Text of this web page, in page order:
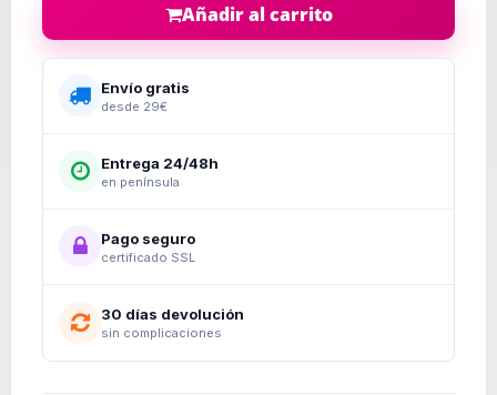
Añadir al carrito
Envío gratis
desde 29€
Entrega 24/48h
en península
Pago seguro
certificado SSL
30 días devolución
sin complicaciones